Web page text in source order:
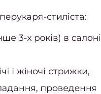
стиліста:
3-х років) в салоні
і жіночі стрижки,
проведення